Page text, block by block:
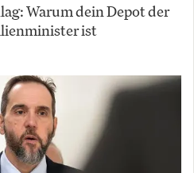
Warum dein Depot der
ist